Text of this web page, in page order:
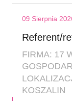
09 Sierpnia
Referent/
FIRMA: 17
KOSZALIN